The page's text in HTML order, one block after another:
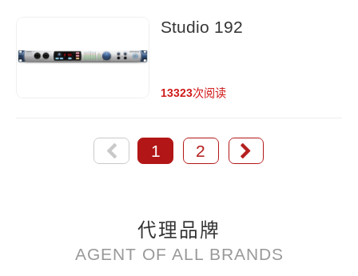
Studio 192
13323次阅读
1 2
代理品牌
AGENT OF ALL BRANDS